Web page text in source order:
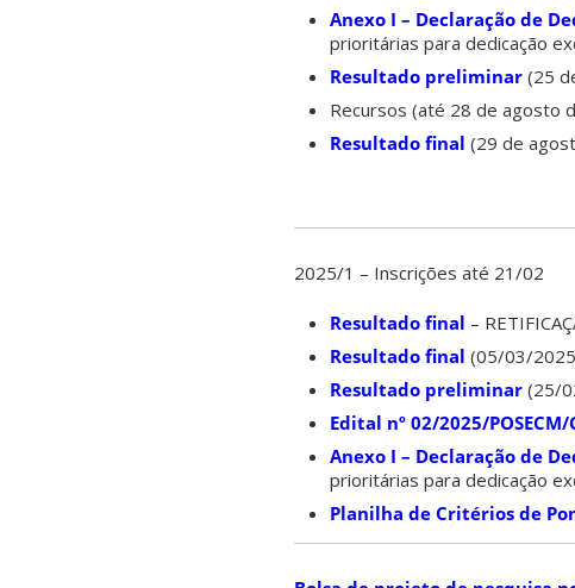
Anexo I – Declaração de
prioritárias para dedicação
Resultado preliminar (25
Recursos (até 28 de agosto
Resultado final (29 de
2025/1 – Inscrições até 21/02
Resultado final –
Resultado final (05/03/
Resultado preliminar (25/
Edital nº 02/2025/POSECM/
Anexo I – Declaração de
prioritárias para dedicação
Planilha de Critérios de